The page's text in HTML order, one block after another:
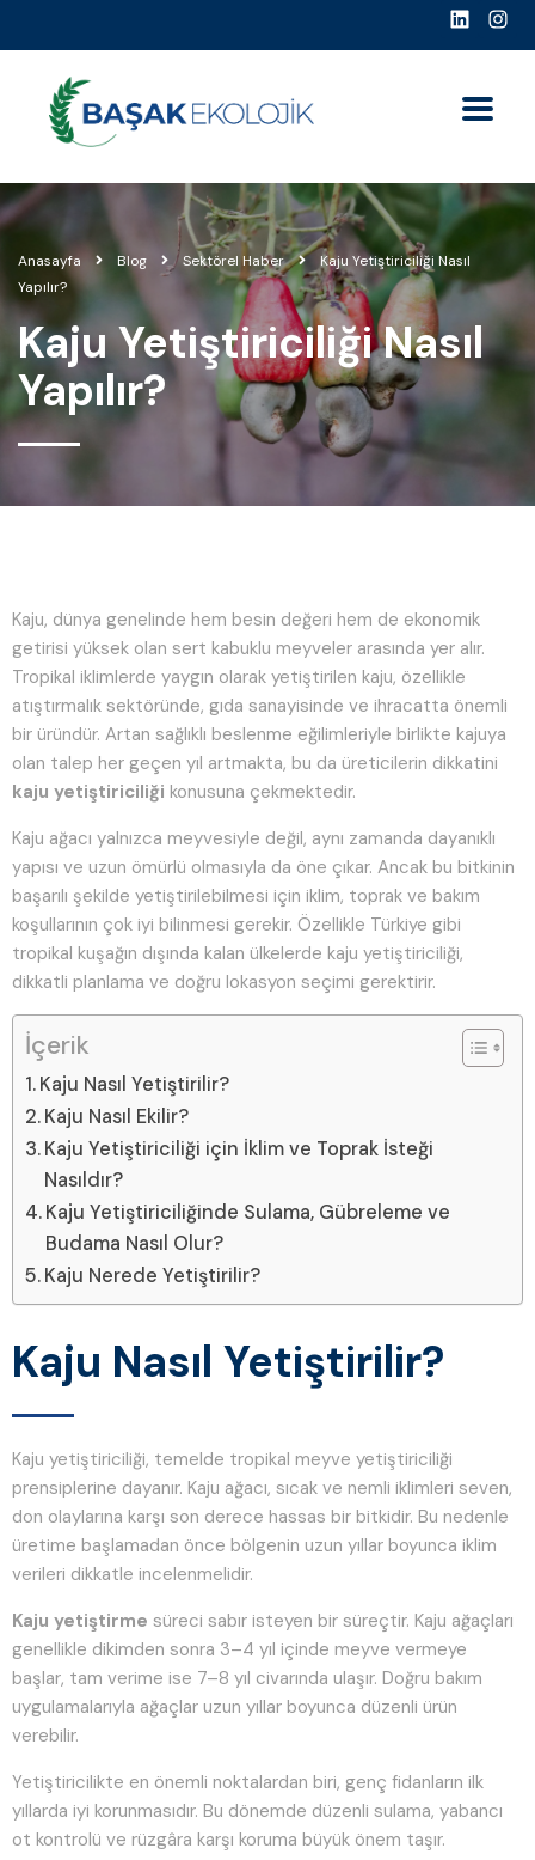
Anasayfa Blog Sektörel Haber
Kaju Yetiştiriciliği Nasıl
Yapılır?
Kaju Yetiştiriciliği Nasıl
Yapılır?
Kaju, dünya genelinde hem besin değeri hem de ekonomik
getirisi yüksek olan sert kabuklu meyveler arasında yer alır.
Tropikal iklimlerde yaygın olarak yetiştirilen kaju, özellikle
atıştırmalık sektöründe, gıda sanayisinde ve ihracatta önemli
bir üründür. Artan sağlıklı beslenme eğilimleriyle birlikte kajuya
olan talep her geçen yıl artmakta, bu da üreticilerin dikkatini
kaju yetiştiriciliği konusuna çekmektedir.
Kaju ağacı yalnızca meyvesiyle değil, aynı zamanda dayanıklı
yapısı ve uzun ömürlü olmasıyla da öne çıkar. Ancak bu bitkinin
başarılı şekilde yetiştirilebilmesi için iklim, toprak ve bakım
koşullarının çok iyi bilinmesi gerekir. Özellikle Türkiye gibi
tropikal kuşağın dışında kalan ülkelerde kaju yetiştiriciliği,
dikkatli planlama ve doğru lokasyon seçimi gerektirir.
İçerik
Kaju Nasıl Yetiştirilir?
Kaju Nasıl Ekilir?
Kaju Yetiştiriciliği için İklim ve Toprak İsteği
Nasıldır?
Kaju Yetiştiriciliğinde Sulama, Gübreleme ve
Budama Nasıl Olur?
Kaju Nerede Yetiştirilir?
Kaju Nasıl Yetiştirilir?
Kaju yetiştiriciliği, temelde tropikal meyve yetiştiriciliği
prensiplerine dayanır. Kaju ağacı, sıcak ve nemli iklimleri seven,
don olaylarına karşı son derece hassas bir bitkidir. Bu nedenle
üretime başlamadan önce bölgenin uzun yıllar boyunca iklim
verileri dikkatle incelenmelidir.
Kaju yetiştirme süreci sabır isteyen bir süreçtir. Kaju ağaçları
genellikle dikimden sonra 3–4 yıl içinde meyve vermeye
başlar, tam verime ise 7–8 yıl civarında ulaşır. Doğru bakım
uygulamalarıyla ağaçlar uzun yıllar boyunca düzenli ürün
verebilir.
Yetiştiricilikte en önemli noktalardan biri, genç fidanların ilk
yıllarda iyi korunmasıdır. Bu dönemde düzenli sulama, yabancı
ot kontrolü ve rüzgâra karşı koruma büyük önem taşır.